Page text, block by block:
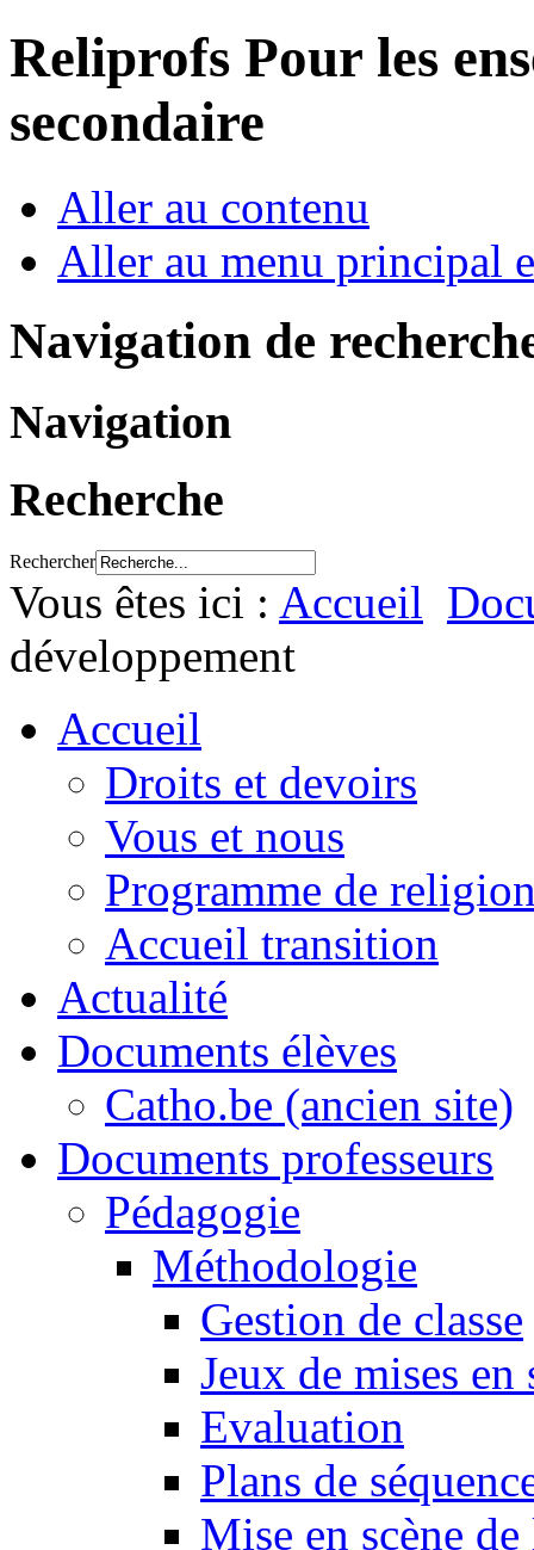
Reliprofs Pour les
secondaire
Aller au contenu
Aller au menu principal
Navigation de
Navigation
Recherche
Rechercher
Vous êtes ici : Accueil
développement
Accueil
Droits et devoirs
Vous et nous
Programme de
Accueil transition
Actualité
Documents élèves
Catho.be (ancien site)
Documents professeurs
Pédagogie
Méthodologie
Gestion de classe
Jeux de mises
Evaluation
Plans de
Mise en scène